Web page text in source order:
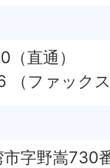
直通）
（ファック
字野嵩730